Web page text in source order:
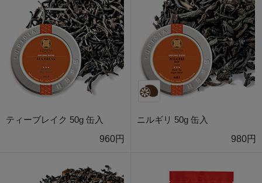
ティーブレイク 50g 缶入
960円
ニルギリ 50g 缶入
980円